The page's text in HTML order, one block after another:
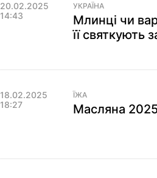
20.02.2025
14:43
УКРАЇНА
Млинці чи
її святкують
18.02.2025
18:27
ЇЖА
Масляна